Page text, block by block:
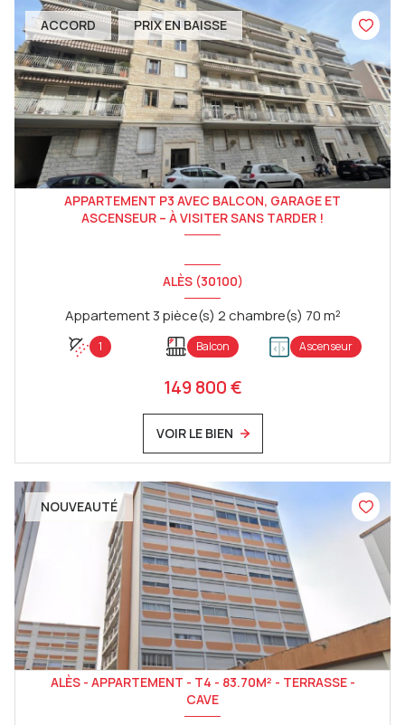
ACCORD PRIX EN BAISSE
APPARTEMENT P3 AVEC BALCON, GARAGE ET
ASCENSEUR – À VISITER SANS TARDER !
ALÈS (30100)
Appartement 3 pièce(s) 2 chambre(s) 70 m²
1 Balcon Ascenseur
149 800 €
VOIR LE BIEN
NOUVEAUTÉ
ALÈS - APPARTEMENT - T4 - 83.70M² - TERRASSE -
CAVE